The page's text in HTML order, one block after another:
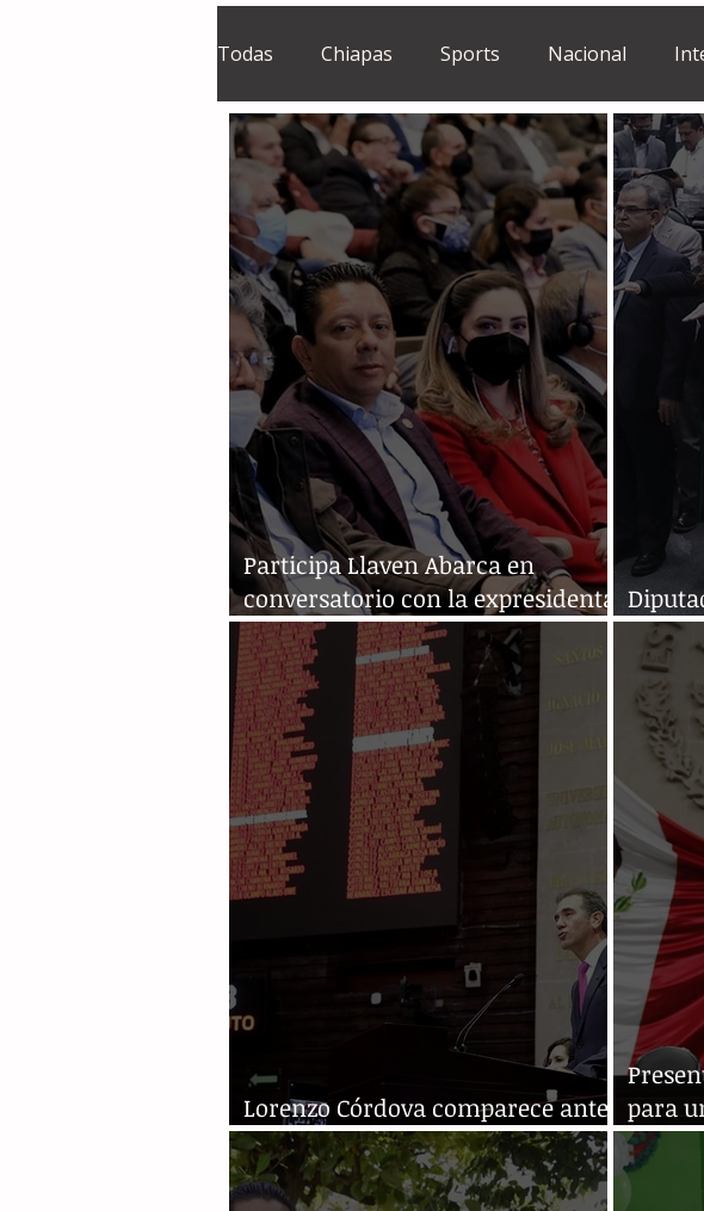
Todas Chiapas Sports Nacional
El Sie7e Temas Centrales Estilo de vida
Grupo Financiero Continental
Participa Llaven Abarca en
conversatorio con la expresidenta
de Brasil, Dilma Rousseff
Lorenzo Córdova comparece ante
el Congreso entre reclamos
para